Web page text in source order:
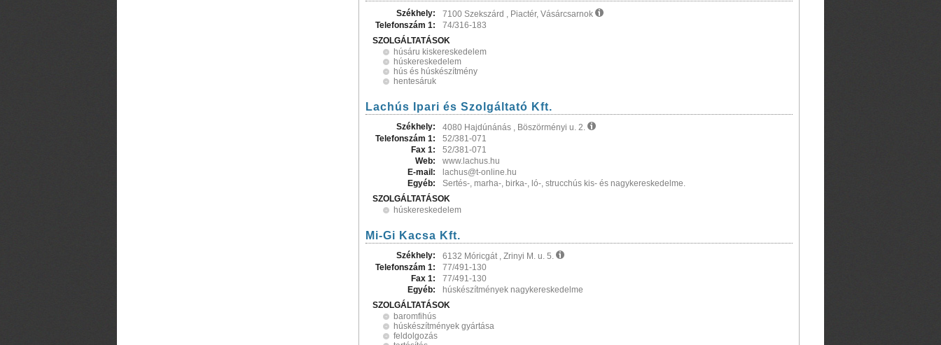
Székhely:
7100 Szekszárd , Piactér, Vásárcsarnok
Telefonszám 1:
74/316-183
SZOLGÁLTATÁSOK
húsáru kiskereskedelem
húskereskedelem
hús és húskészítmény
hentesáruk
Lachús Ipari és Szolgáltató Kft.
Székhely:
4080 Hajdúnánás , Böszörményi u. 2.
Telefonszám 1:
52/381-071
Fax 1:
52/381-071
Web:
www.lachus.hu
E-mail:
lachus@t-online.hu
Egyéb:
Sertés-, marha-, birka-, ló-, strucchús kis- és nagykereskedelme.
SZOLGÁLTATÁSOK
húskereskedelem
Mi-Gi Kacsa Kft.
Székhely:
6132 Móricgát , Zrinyi M. u. 5.
Telefonszám 1:
77/491-130
Fax 1:
77/491-130
Egyéb:
húskészítmények nagykereskedelme
SZOLGÁLTATÁSOK
baromfihús
húskészítmények gyártása
feldolgozás